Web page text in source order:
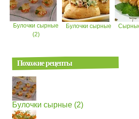
Булочки сырные
(2)
Булочки сырные
Похожие рецепты
Булочки сырные (2)